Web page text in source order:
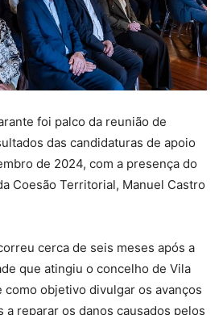
foi palco da reunião de
das candidaturas de apoio
de 2024, com a presença do
Coesão Territorial, Manuel Castro
cerca de seis meses após a
que atingiu o concelho de Vila
como objetivo divulgar os avanços
a reparar os danos causados pelos